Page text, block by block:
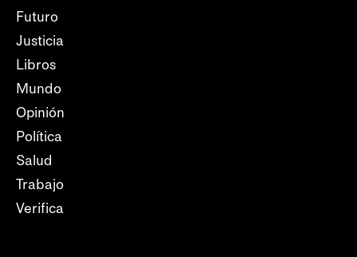
Futuro
Justicia
Libros
Mundo
Opinión
Política
Salud
Trabajo
Verifica